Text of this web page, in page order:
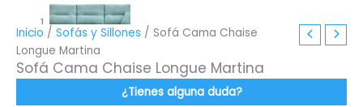
Inicio / Sofás y Sillones / Sofá Cama Chaise
Longue Martina
Sofá Cama Chaise Longue Martina
¿Tienes alguna duda?